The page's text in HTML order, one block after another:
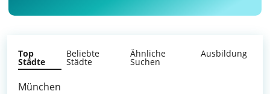
Top
Städte
Beliebte
Städte
Ähnliche
Suchen
Ausbildung
München